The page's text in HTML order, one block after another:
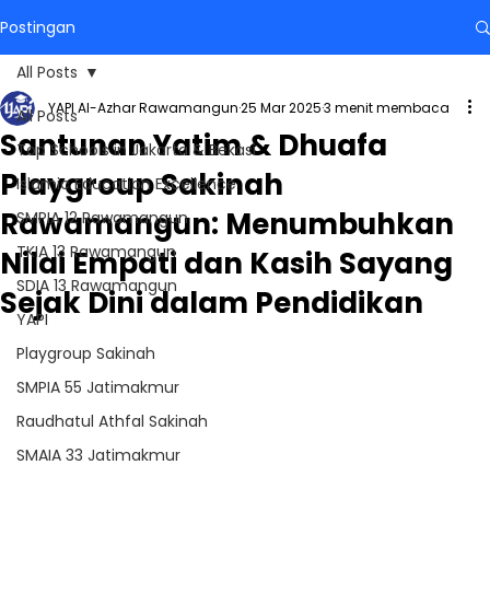
Postingan
All Posts
Top Schools in Jakarta & Bekasi
Islamic Education Excellence
SMPIA 12 Rawamangun
TKIA 13 Rawamangun
SDIA 13 Rawamangun
YAPI
Playgroup Sakinah
SMPIA 55 Jatimakmur
Raudhatul Athfal Sakinah
SMAIA 33 Jatimakmur
All Posts
Santunan Yatim & Dhuafa
Playgroup Sakinah
Rawamangun: Menumbuhkan
Nilai Empati dan Kasih Sayang
Sejak Dini dalam Pendidikan
YAPI Al-Azhar Rawamangun25 Mar 20253 menit membaca